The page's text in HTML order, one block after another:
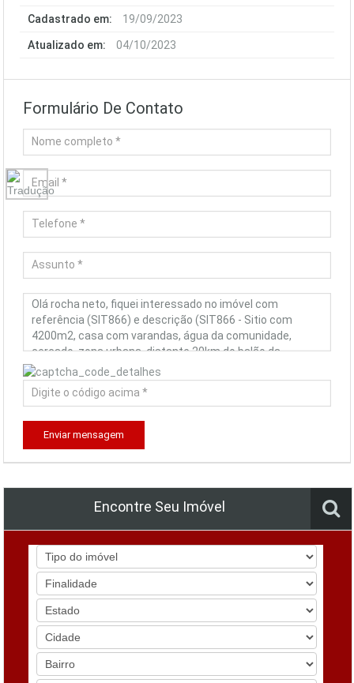
Cadastrado em: 19/09/2023
Atualizado em: 04/10/2023
Formulário De Contato
Enviar mensagem
Encontre Seu Imóvel